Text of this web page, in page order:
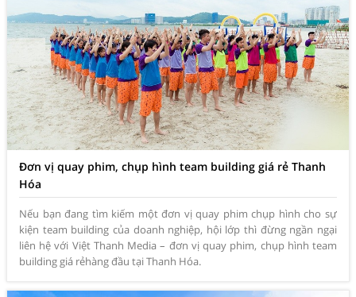
Đơn vị quay phim, chụp hình team building giá rẻ Thanh
Hóa
Nếu bạn đang tìm kiếm một đơn vị quay phim chụp hình cho sự
kiện team building của doanh nghiệp, hội lớp thì đừng ngần ngại
liên hệ với Việt Thanh Media – đơn vị quay phim, chụp hình team
building giá rẻhàng đầu tại Thanh Hóa.